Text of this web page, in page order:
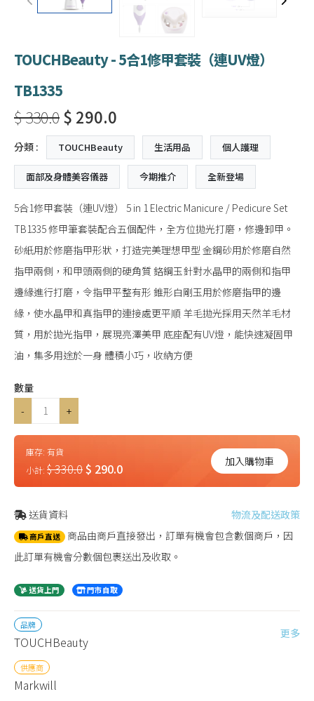
TOUCHBeauty - 5合1修甲套裝（連UV燈）
TB1335
$ 330.0$ 290.0
分類 : TOUCHBeauty 生活用品 個人護理
面部及身體美容儀器 今期推介 全新登場
5合1修甲套裝（連UV燈） 5 in 1 Electric Manicure / Pedicure Set
TB1335 修甲筆套裝配合五個配件，全方位拋光打磨，修邊卸甲。
砂紙用於修磨指甲形狀，打造完美理想甲型 金鋼砂用於修磨自然
指甲兩側，和甲頭兩側的硬角質 鉻鋼玉針對水晶甲的兩側和指甲
邊緣進行打磨，令指甲平整有形 錐形白剛玉用於修磨指甲的邊
緣，使水晶甲和真指甲的連接處更平順 羊毛拋光採用天然羊毛材
質，用於拋光指甲，展現亮澤美甲 底座配有UV燈，能快速凝固甲
油，集多用途於一身 體積小巧，收納方便
數量
-
+
庫存: 有貨
小計: $ 330.0$ 290.0 加入購物車
送貨資料 物流及配送政策
商戶直送 商品由商戶直接發出，訂單有機會包含數個商戶，因
此訂單有機會分數個包裹送出及收取。
送貨上門 門市自取
品牌
TOUCHBeauty
更多
供應商
Markwill